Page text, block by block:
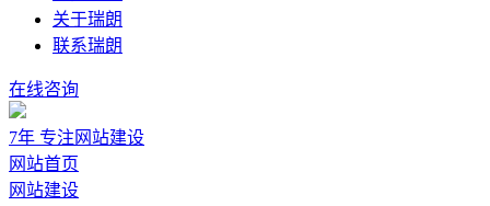
关于瑞朗
联系瑞朗
在线咨询
7年 专注网站建设
网站首页
网站建设